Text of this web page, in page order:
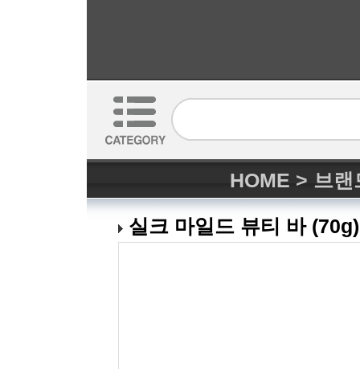
HOME > 브랜
실크 마일드 뷰티 바 (70g)